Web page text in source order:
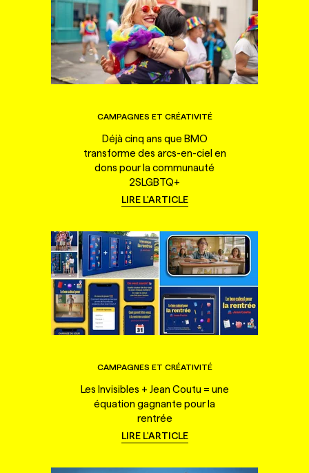
CAMPAGNES ET CRÉATIVITÉ
Déjà cinq ans que BMO
transforme des arcs-en-ciel en
dons pour la communauté
2SLGBTQ+
LIRE L'ARTICLE
CAMPAGNES ET CRÉATIVITÉ
Les Invisibles + Jean Coutu = une
équation gagnante pour la
rentrée
LIRE L'ARTICLE